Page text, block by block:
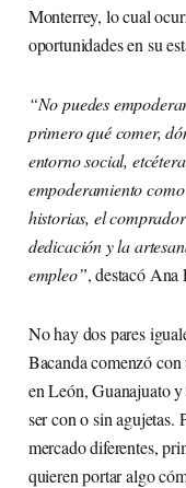
Monterrey, lo cual
oportunidades en su
“No puedes
primero qué comer,
entorno social,
empoderamiento
historias, el
dedicación y la
empleo”, destacó Ana
No hay dos pares
Bacanda comenzó
en León, Guanajuato y
ser con o sin agujetas.
mercado diferentes,
quieren portar algo